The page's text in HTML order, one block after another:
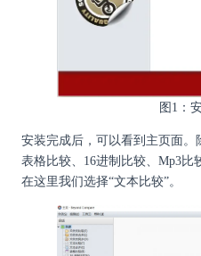
图1：
安装完成后，可以看到主页面
表格比较、16进制比较、Mp3比
在这里我们选择“文本比较”。